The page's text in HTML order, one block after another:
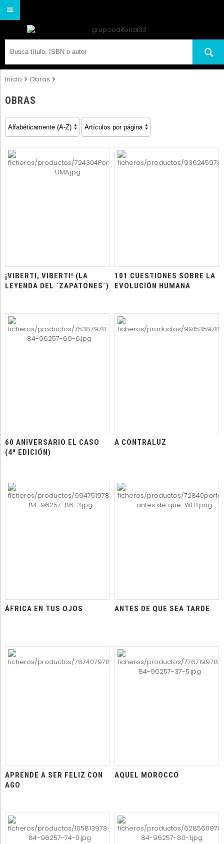
Inicio Obras
OBRAS
¡VIBERTI, VIBERTI! (LA
LEYENDA DEL `ZAPATONES´)
101 CUESTIONES SOBRE LA
EVOLUCIÓN HUMANA
60 ANIVERSARIO EL CASO
(4ª EDICIÓN)
A CONTRALUZ
ÁFRICA EN TUS OJOS ANTES DE QUE SEA TARDE
APRENDE A SER FELIZ CON
AGO
AQUEL MOROCCO